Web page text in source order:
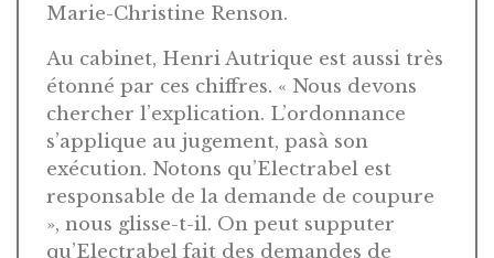
Marie-Christine Renson.
Au cabinet, Henri Autrique est aussi très
étonné par ces chiffres. « Nous devons
chercher l’explication. L’ordonnance
s’applique au jugement, pasà son
exécution. Notons qu’Electrabel est
responsable de la demande de coupure
», nous glisse-t-il. On peut supputer
qu’Electrabel fait des demandes de